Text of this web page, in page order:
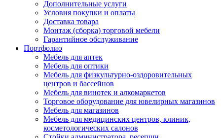
Дополнительные услуги
Условия покупки и оплаты
Доставка товара
Монтаж (сборка) торговой мебели
Гарантийное обслуживание
Портфолио
Мебель для аптек
Мебель для оптики
Мебель для физкультурно-оздоровительных
центров и бассейнов
Мебель для винотек и алкомаркетов
Торговое оборудование для ювелирных магазинов
Мебель для магазинов
Мебель для медицинских центров, клиник,
косметологических салонов